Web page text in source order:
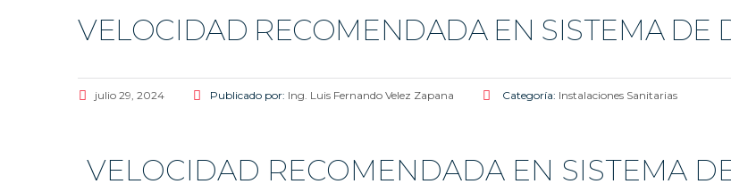
VELOCIDAD RECOMENDADA EN SISTEMA DE
julio 29, 2024 Publicado por: Ing. Luis Fernando Velez Zapana Categoría: Instalaciones Sanitarias
VELOCIDAD RECOMENDADA EN SISTEMA